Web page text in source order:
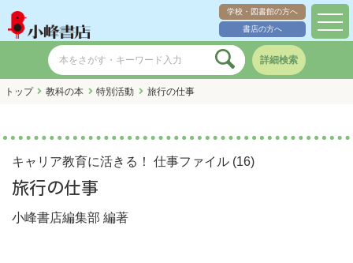
学校・図書館の方へ
書店の方へ
詳細検索
トップ 教科の本 特別活動 旅行の仕事
キャリア教育に活きる！ 仕事ファイル (16)
旅行の仕事
小峰書店編集部 編著